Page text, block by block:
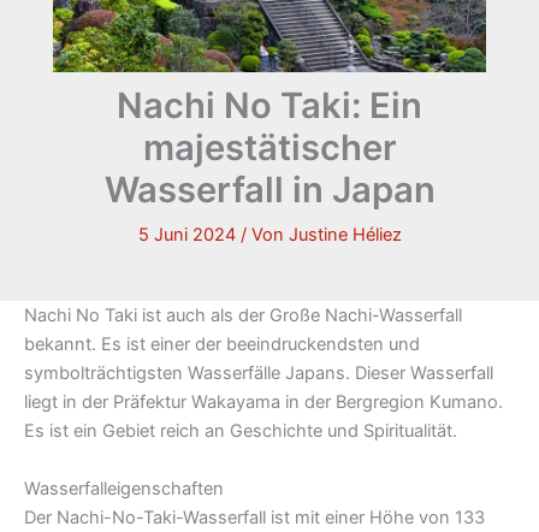
Nachi No Taki: Ein
majestätischer
Wasserfall in Japan
5 Juni 2024 / Von Justine Héliez
Nachi No Taki ist auch als der Große Nachi-Wasserfall
bekannt. Es ist einer der beeindruckendsten und
symbolträchtigsten Wasserfälle Japans. Dieser Wasserfall
liegt in der Präfektur Wakayama in der Bergregion Kumano.
Es ist ein Gebiet reich an Geschichte und Spiritualität.
Wasserfalleigenschaften
Der Nachi-No-Taki-Wasserfall ist mit einer Höhe von 133